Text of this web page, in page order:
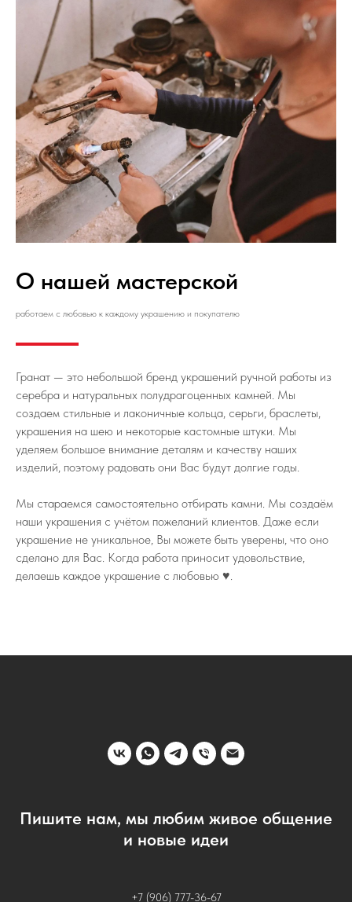
О нашей мастерской
работаем с любовью к каждому украшению и покупателю
Гранат — это небольшой бренд украшений ручной работы из
серебра и натуральных полудрагоценных камней. Мы
создаем стильные и лаконичные кольца, серьги, браслеты,
украшения на шею и некоторые кастомные штуки. Мы
уделяем большое внимание деталям и качеству наших
изделий, поэтому радовать они Вас будут долгие годы.
Мы стараемся самостоятельно отбирать камни. Мы создаём
наши украшения с учётом пожеланий клиентов. Даже если
украшение не уникальное, Вы можете быть уверены, что оно
сделано для Вас. Когда работа приносит удовольствие,
делаешь каждое украшение с любовью ♥️.
Пишите нам, мы любим живое общение
и новые идеи
+7 (906) 777-36-67